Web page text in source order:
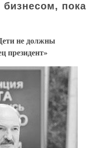
пока
не должны
президент»